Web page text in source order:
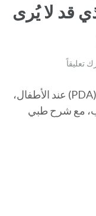
قد لا يُرى
تعليقاً
تعرف على الوصلة الشريانية المفتوحة (PDA) عند الأطفال،
مع شرح طبي